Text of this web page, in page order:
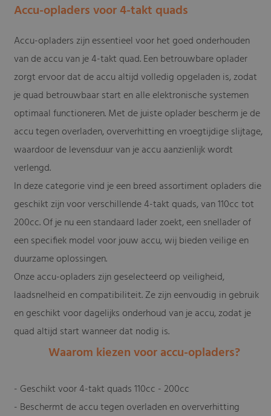
Accu-opladers voor 4-takt quads
Accu-opladers zijn essentieel voor het goed onderhouden
van de accu van je 4-takt quad. Een betrouwbare oplader
zorgt ervoor dat de accu altijd volledig opgeladen is, zodat
je quad betrouwbaar start en alle elektronische systemen
optimaal functioneren. Met de juiste oplader bescherm je de
accu tegen overladen, oververhitting en vroegtijdige slijtage,
waardoor de levensduur van je accu aanzienlijk wordt
verlengd.
In deze categorie vind je een breed assortiment opladers die
geschikt zijn voor verschillende 4-takt quads, van 110cc tot
200cc. Of je nu een standaard lader zoekt, een snellader of
een specifiek model voor jouw accu, wij bieden veilige en
duurzame oplossingen.
Onze accu-opladers zijn geselecteerd op veiligheid,
laadsnelheid en compatibiliteit. Ze zijn eenvoudig in gebruik
en geschikt voor dagelijks onderhoud van je accu, zodat je
quad altijd start wanneer dat nodig is.
Waarom kiezen voor accu-opladers?
- Geschikt voor 4-takt quads 110cc - 200cc
- Beschermt de accu tegen overladen en oververhitting